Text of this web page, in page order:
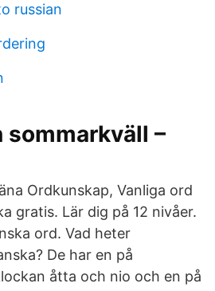
russian
sommarkväll –
Ordkunskap, Vanliga ord
gratis. Lär dig på 12 nivåer.
ord. Vad heter
De har en på
åtta och nio och en på